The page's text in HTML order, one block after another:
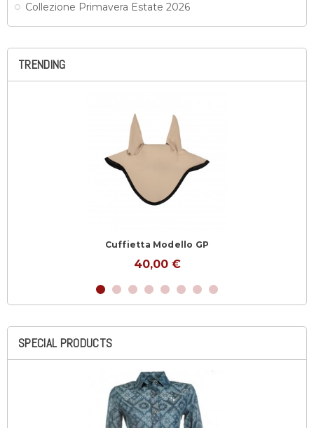
Collezione Primavera Estate 2026
TRENDING
Cuffietta Modello GP
40,00 €
SPECIAL PRODUCTS